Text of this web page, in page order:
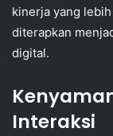
kinerja yang
diterapkan
digital.
Interaksi